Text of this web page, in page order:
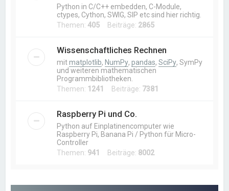
Python in C/C++ embedden, C-Module,
ctypes, Cython, SWIG, SIP etc sind hier richtig.
Themen:405 Beiträge: 2865
Wissenschaftliches Rechnen
mitmatplotlib, NumPy,pandas,SciPy, SymPy
und weiteren mathematischen
Programmbibliotheken.
Themen: 1241 Beiträge: 7381
Raspberry Pi und Co.
Python auf Einplatinencomputer wie
Raspberry Pi, Banana Pi / Python für Micro-
Controller
Themen: 941 Beiträge: 8002